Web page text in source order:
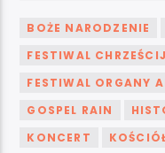
BOŻE NARODZENIE
FESTIWAL
FESTIWAL ORGANY
GOSPEL RAIN
KONCERT